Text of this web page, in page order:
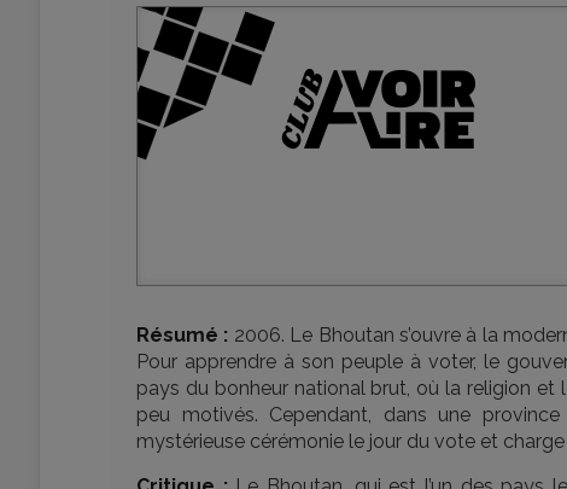
Résumé : 2006. Le Bhoutan s’ouvre à la
Pour apprendre à son peuple à voter, le
pays du bonheur national brut, où la religion
peu motivés. Cependant, dans une
mystérieuse cérémonie le jour du vote et charge